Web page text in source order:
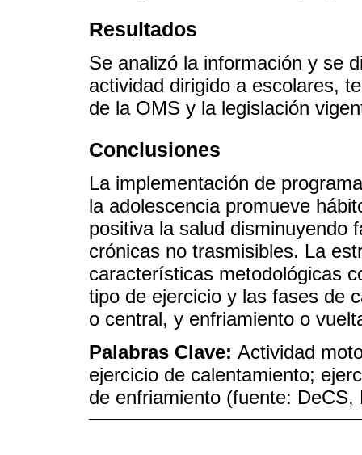
Resultados
Se analizó la información y se
actividad dirigido a escolares,
de la OMS y la legislación
Conclusiones
La implementación de
la adolescencia promueve
positiva la salud disminuyendo
crónicas no trasmisibles. La
características metodológicas
tipo de ejercicio y las fases de
o central, y enfriamiento o
Palabras Clave: Actividad
ejercicio de calentamiento;
de enfriamiento (fuente: DeCS,